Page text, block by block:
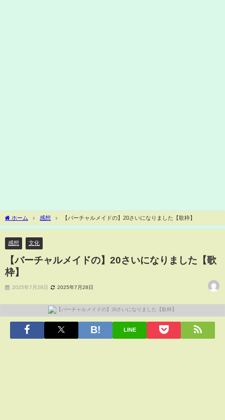
ホーム 感想 【バーチャルメイドの】20さいになりました【歌枠】
感想 文化
【バーチャルメイドの】20さいになりました【歌
枠】
2025年7月28日 2025年7月28日
LINE